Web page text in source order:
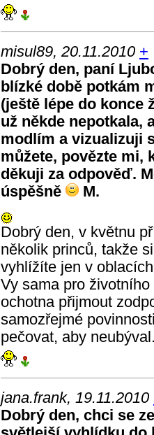
misul89, 20.11.2010 +
Dobrý den, paní
blízké době potkám
(ještě lépe do konce
už někde nepotkala,
modlím a vizualizuji
můžete, povězte mi,
děkuji za odpověď.
úspěšně
M.
Dobrý den, v květnu
několik princů, takže
vyhlížíte jen v
Vy sama pro
ochotna přijmout
samozřejmé
pečovat, aby
jana.frank, 19.11.2010
Dobrý den, chci se